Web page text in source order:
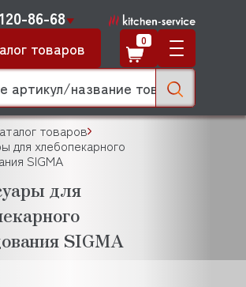
товаров
86-68
0
товаров
для хлебопекарного
SIGMA
для
SIGMA